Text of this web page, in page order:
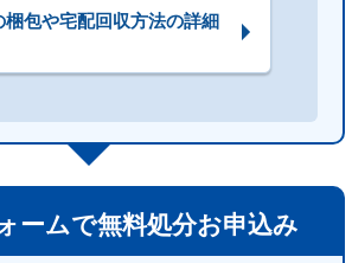
梱包や宅配回収方法の詳細
ームで無料処分お申込み